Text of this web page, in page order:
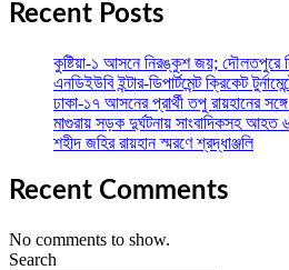
Recent Posts
কুষ্টিয়া-১ আসনে নিরঙ্কুশ জয়; দৌলতপুরে
এনডিইউবি ইন্টার-ডিপার্টমেন্ট ক্রিকেট
ঢাকা-১৭ আসনের প্রার্থী তপু রায়হানের
মাগুরায় সড়ক দুর্ঘটনায় সাংবাদিকসহ আহত
শহীদ জহির রায়হান স্মরণে শ্রদ্ধাঞ্জলি
Recent Comments
No comments to show.
Search